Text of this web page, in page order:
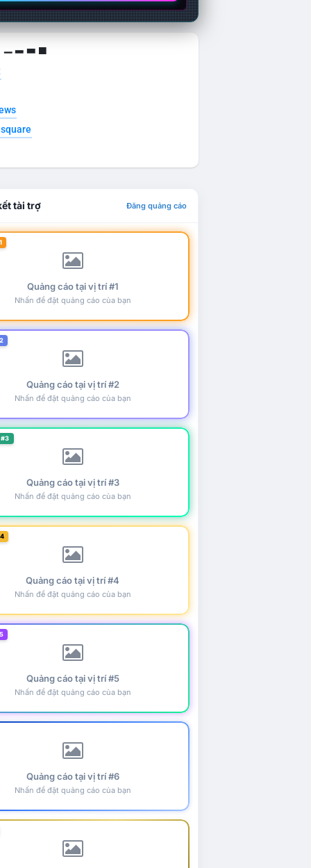
▁ ▂ ▃ ▄
tài trợ Đăng quảng cáo
Quảng cáo tại vị trí #1
Nhấn để đặt quảng cáo của bạn
Quảng cáo tại vị trí #2
Nhấn để đặt quảng cáo của bạn
Quảng cáo tại vị trí #3
Nhấn để đặt quảng cáo của bạn
Quảng cáo tại vị trí #4
Nhấn để đặt quảng cáo của bạn
Quảng cáo tại vị trí #5
Nhấn để đặt quảng cáo của bạn
Quảng cáo tại vị trí #6
Nhấn để đặt quảng cáo của bạn